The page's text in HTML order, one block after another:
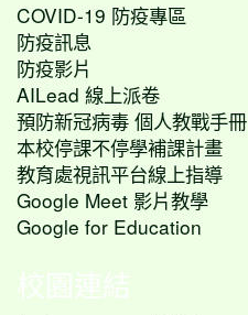
COVID-19 防疫專區
防疫訊息
防疫影片
AILead 線上派卷
預防新冠病毒 個人教戰手冊
本校停課不停學補課計畫
教育處視訊平台線上指導
Google Meet 影片教學
Google for Education
校園連結